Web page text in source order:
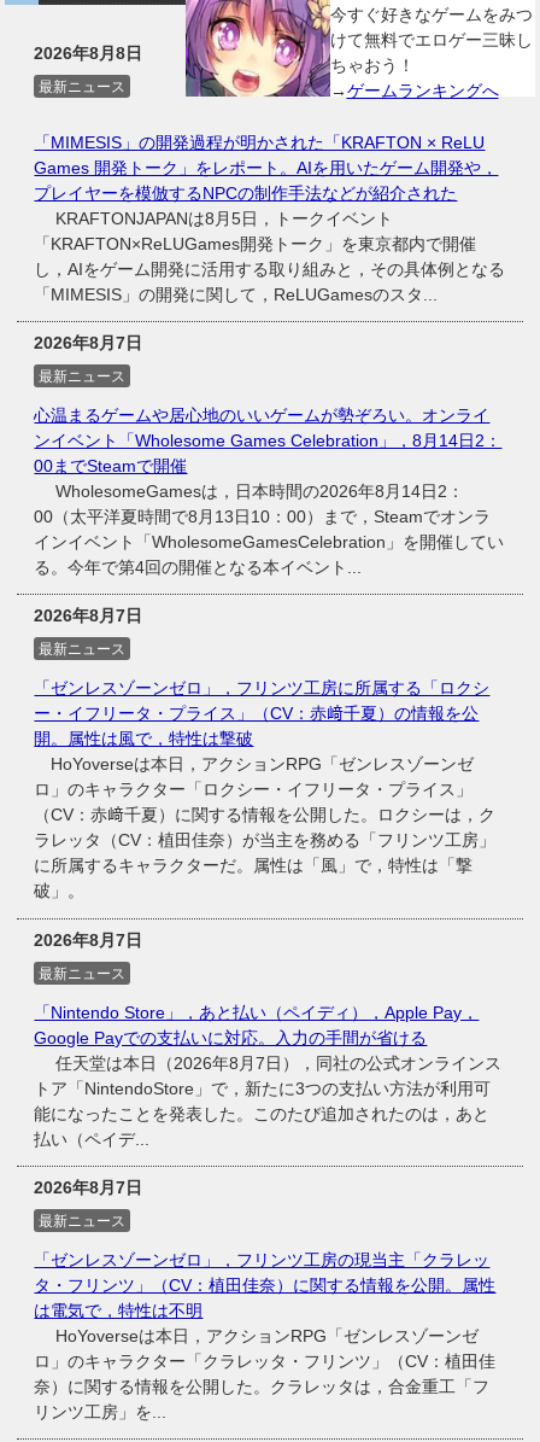
今すぐ好きなゲームをみつ
けて無料でエロゲー三昧し
ちゃおう！
→ゲームランキングへ
2026年8月8日
最新ニュース
「MIMESIS」の開発過程が明かされた「KRAFTON × ReLU
Games 開発トーク」をレポート。AIを用いたゲーム開発や，
プレイヤーを模倣するNPCの制作手法などが紹介された
KRAFTONJAPANは8月5日，トークイベント
「KRAFTON×ReLUGames開発トーク」を東京都内で開催
し，AIをゲーム開発に活用する取り組みと，その具体例となる
「MIMESIS」の開発に関して，ReLUGamesのスタ...
2026年8月7日
最新ニュース
心温まるゲームや居心地のいいゲームが勢ぞろい。オンライ
ンイベント「Wholesome Games Celebration」，8月14日2：
00までSteamで開催
WholesomeGamesは，日本時間の2026年8月14日2：
00（太平洋夏時間で8月13日10：00）まで，Steamでオンラ
インイベント「WholesomeGamesCelebration」を開催してい
る。今年で第4回の開催となる本イベント...
2026年8月7日
最新ニュース
「ゼンレスゾーンゼロ」，フリンツ工房に所属する「ロクシ
ー・イフリータ・プライス」（CV：赤﨑千夏）の情報を公
開。属性は風で，特性は撃破
HoYoverseは本日，アクションRPG「ゼンレスゾーンゼ
ロ」のキャラクター「ロクシー・イフリータ・プライス」
（CV：赤﨑千夏）に関する情報を公開した。ロクシーは，ク
ラレッタ（CV：植田佳奈）が当主を務める「フリンツ工房」
に所属するキャラクターだ。属性は「風」で，特性は「撃
破」。
2026年8月7日
最新ニュース
「Nintendo Store」，あと払い（ペイディ），Apple Pay，
Google Payでの支払いに対応。入力の手間が省ける
任天堂は本日（2026年8月7日），同社の公式オンラインス
トア「NintendoStore」で，新たに3つの支払い方法が利用可
能になったことを発表した。このたび追加されたのは，あと
払い（ペイデ...
2026年8月7日
最新ニュース
「ゼンレスゾーンゼロ」，フリンツ工房の現当主「クラレッ
タ・フリンツ」（CV：植田佳奈）に関する情報を公開。属性
は電気で，特性は不明
HoYoverseは本日，アクションRPG「ゼンレスゾーンゼ
ロ」のキャラクター「クラレッタ・フリンツ」（CV：植田佳
奈）に関する情報を公開した。クラレッタは，合金重工「フ
リンツ工房」を...